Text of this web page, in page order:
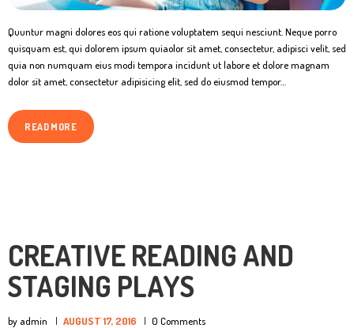
Quuntur magni dolores eos qui ratione voluptatem sequi nesciunt. Neque porro
quisquam est, qui dolorem ipsum quiaolor sit amet, consectetur, adipisci velit, sed
quia non numquam eius modi tempora incidunt ut labore et dolore magnam
dolor sit amet, consectetur adipisicing elit, sed do eiusmod tempor…
READ MORE
CREATIVE READING AND
STAGING PLAYS
by admin AUGUST 17, 2016 0 Comments